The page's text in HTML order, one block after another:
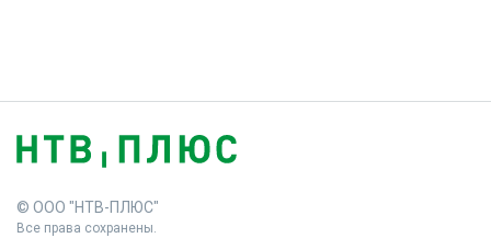
© ООО "НТВ-ПЛЮС"
Все права сохранены.